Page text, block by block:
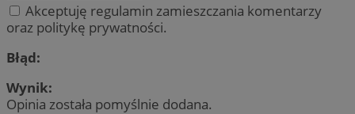
Akceptuję regulamin zamieszczania komentarzy
oraz politykę prywatności.
Błąd:
Wynik:
Opinia została pomyślnie dodana.